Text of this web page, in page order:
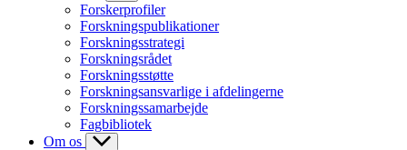
Forskerprofiler
Forskningspublikationer
Forskningsstrategi
Forskningsrådet
Forskningsstøtte
Forskningsansvarlige i afdelingerne
Forskningssamarbejde
Fagbibliotek
Om os